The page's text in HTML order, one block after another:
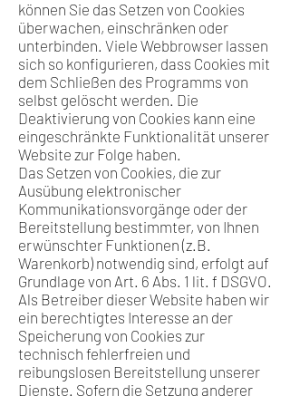
können Sie das Setzen von Cookies
überwachen, einschränken oder
unterbinden. Viele Webbrowser lassen
sich so konfigurieren, dass Cookies mit
dem Schließen des Programms von
selbst gelöscht werden. Die
Deaktivierung von Cookies kann eine
eingeschränkte Funktionalität unserer
Website zur Folge haben.
Das Setzen von Cookies, die zur
Ausübung elektronischer
Kommunikationsvorgänge oder der
Bereitstellung bestimmter, von Ihnen
erwünschter Funktionen (z.B.
Warenkorb) notwendig sind, erfolgt auf
Grundlage von Art. 6 Abs. 1 lit. f DSGVO.
Als Betreiber dieser Website haben wir
ein berechtigtes Interesse an der
Speicherung von Cookies zur
technisch fehlerfreien und
reibungslosen Bereitstellung unserer
Dienste. Sofern die Setzung anderer